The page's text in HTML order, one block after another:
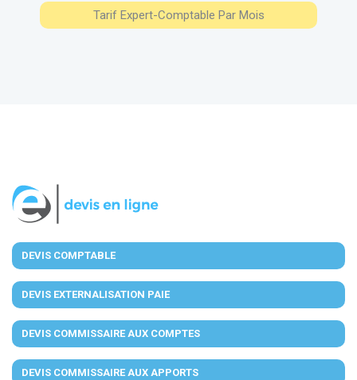
Tarif Expert-Comptable Par Mois
DEVIS COMPTABLE
DEVIS EXTERNALISATION PAIE
DEVIS COMMISSAIRE AUX COMPTES
DEVIS COMMISSAIRE AUX APPORTS